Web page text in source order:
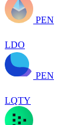
PEN
LDO
PEN
LQTY